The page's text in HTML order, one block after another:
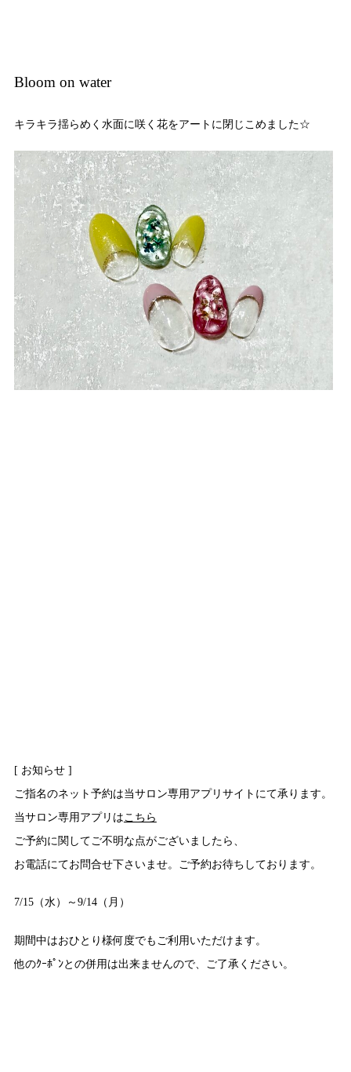
Bloom on water
キラキラ揺らめく水面に咲く花をアートに閉じこめました☆
[ お知らせ ]
ご指名のネット予約は当サロン専用アプリサイトにて承ります。
当サロン専用アプリはこちら
ご予約に関してご不明な点がございましたら、
お電話にてお問合せ下さいませ。ご予約お待ちしております。
7/15（水）～9/14（月）
期間中はおひとり様何度でもご利用いただけます。
他のｸｰﾎﾟﾝとの併用は出来ませんので、ご了承ください。